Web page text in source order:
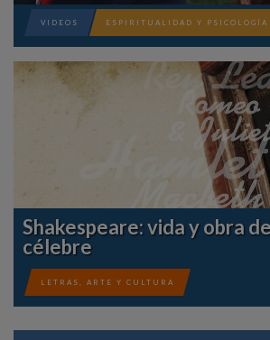
ESPIRITUALIDAD Y PSICOLOGÍA
VIDEOS
Shakespeare: vida y obra
célebre
LETRAS, ARTE Y CULTURA